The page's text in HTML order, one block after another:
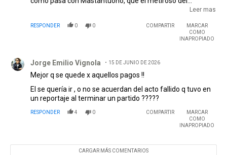
presidente dijo que el Real Madrid, había ejecutado la
ahora no se sabe si van a poder pagar lo que falta de las
cuotas que faltan porque el objetivo no se cumplió.
Leer mas
RESPONDER 0 0 COMPARTIR
MARCAR
COMO
INAPROPIADO
Jorge Emilio Vignola 15 DE JUNIO DE 2026
Mejor q se quede x aquellos pagos !!
El se quería ir , o no se acuerdan del acto fallido q tuvo en
un reportaje al terminar un partido ?????
RESPONDER 4 0 COMPARTIR
MARCAR
COMO
INAPROPIADO
CARGAR MÁS COMENTARIOS